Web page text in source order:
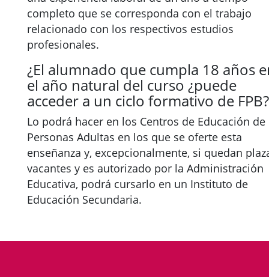
completo que se corresponda con el trabajo
relacionado con los respectivos estudios
profesionales.
¿El alumnado que cumpla 18 años
el año natural del curso ¿puede
acceder a un ciclo formativo de FPB?
Lo podrá hacer en los Centros de Educación de
Personas Adultas en los que se oferte esta
enseñanza y, excepcionalmente, si quedan
vacantes y es autorizado por la Administración
Educativa, podrá cursarlo en un Instituto de
Educación Secundaria.